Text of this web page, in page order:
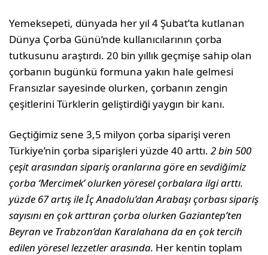
Yemeksepeti, dünyada her yıl 4 Şubat’ta kutlanan
Dünya Çorba Günü’nde kullanıcılarının çorba
tutkusunu araştırdı. 20 bin yıllık geçmişe sahip olan
çorbanın bugünkü formuna yakın hale gelmesi
Fransızlar sayesinde olurken, çorbanın zengin
çeşitlerini Türklerin geliştirdiği yaygın bir kanı.
Geçtiğimiz sene 3,5 milyon çorba siparişi veren
Türkiye’nin çorba siparişleri yüzde 40 arttı. 2 bin 500
çeşit arasından sipariş oranlarına göre en sevdiğimiz
çorba ‘Mercimek’ olurken yöresel çorbalara ilgi arttı.
yüzde 67 artış ile İç Anadolu’dan Arabaşı çorbası sipariş
sayısını en çok arttıran çorba olurken Gaziantep’ten
Beyran ve Trabzon’dan Karalahana da en çok tercih
edilen yöresel lezzetler arasında. Her kentin toplam